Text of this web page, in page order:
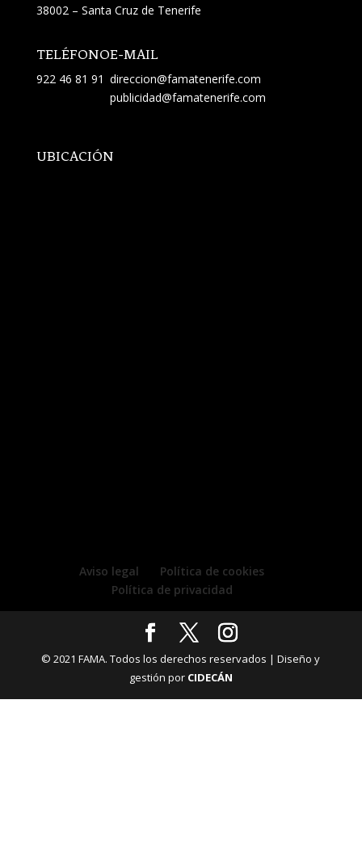
38002 – Santa Cruz de Tenerife
TELÉFONO
922 46 81 91
E-MAIL
direccion@famatenerife.com
publicidad@famatenerife.com
UBICACIÓN
Aviso legal
Política de cookies
Política de privacidad
© 2021 FAMA. Todos los derechos reservados | Diseño y
gestión por CIDECÁN